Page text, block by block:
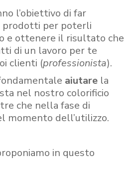
l’obiettivo di far
prodotti per poterli
e ottenere il risultato che
di un lavoro per te
clienti (professionista).
aiutare la
nel nostro colorificio
che nella fase di
momento dell’utilizzo.
in questo